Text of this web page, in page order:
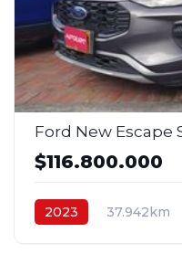
$116.800.000
2023 37.942km